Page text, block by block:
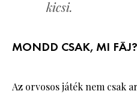
kicsi.
MONDD CSAK, MI FÁJ?
Az orvosos játék nem csak